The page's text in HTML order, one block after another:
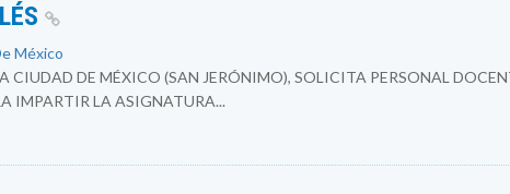
México
CIUDAD DE MÉXICO (SAN JERÓNIMO), SOLICITA PERSONAL
IMPARTIR LA ASIGNATURA...